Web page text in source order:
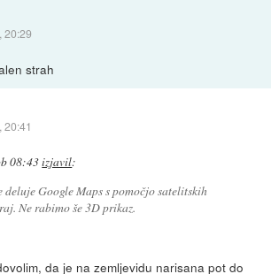
20:29
strah
20:41
08:43izjavil:
deluje Google Maps s pomočjo satelitskih
Ne rabimo še 3D prikaz.
da je na zemljevidu narisana pot do